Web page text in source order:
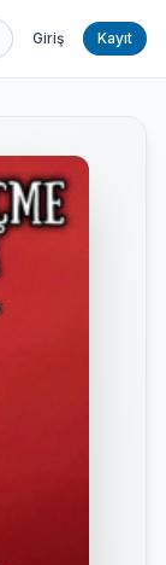
Giriş Kayıt